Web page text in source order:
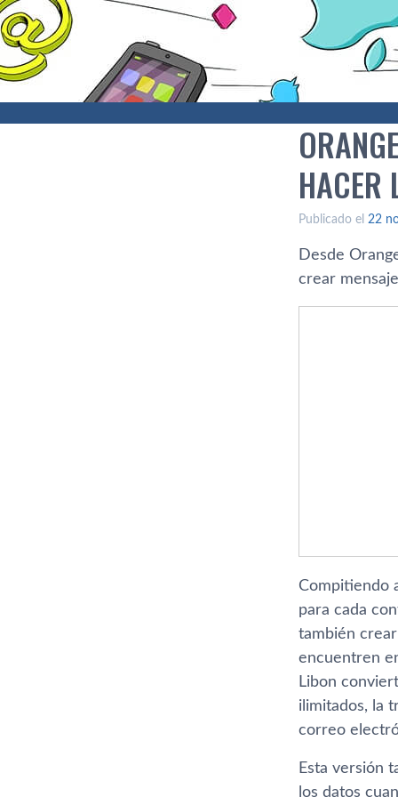
HACER
Publicado el 22
Desde
crear
Compitiendo
para cada
también
encuentren
Libon
ilimitados, la
correo
Esta versión
los datos